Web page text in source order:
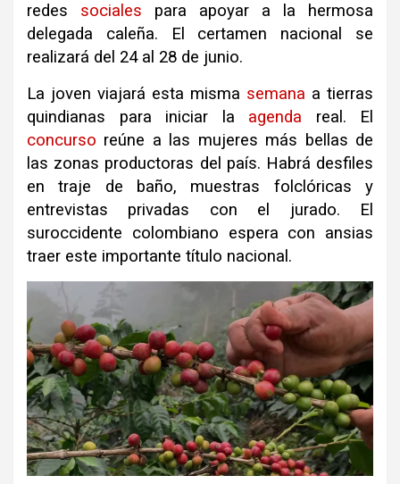
redes sociales para apoyar a la hermosa
delegada caleña. El certamen nacional se
realizará del 24 al 28 de junio.
La joven viajará esta misma semana a tierras
quindianas para iniciar la agenda real. El
concurso reúne a las mujeres más bellas de
las zonas productoras del país. Habrá desfiles
en traje de baño, muestras folclóricas y
entrevistas privadas con el jurado. El
suroccidente colombiano espera con ansias
traer este importante título nacional.